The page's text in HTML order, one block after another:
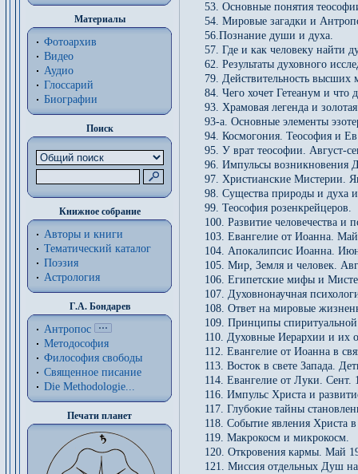
Материалы
Фотоархив
Видео
Аудио
Глоссарий
Биографии
Поиск
Книжное собрание
Авторы и книги
Тематический каталог
Поэзия
Астрология
Г.А. Бондарев
Антропос
Методософия
Философия cвободы
Священное писание
Die Methodologie...
Печати планет
53. Основные понятия
54. Мировые загадки и
56.Познание души и духа.
57. Где и как человеку найти
62. Результаты духовного
79. Действительность высших
84. Чего хочет Гетеанум и что
93. Храмовая легенда и
93-а. Основные элементы
94. Космогония. Теософия и
95. У врат теософии. Август-
96. Импульсы возникновения
97. Христианские Мистерии.
98. Существа природы и духа
99. Теософия розенкрейцеров.
100. Развитие человечества и
103. Евангелие от Иоанна.
104. Апокалипсис Иоанна.
105. Мир, Земля и человек.
106. Египетские мифы и
107. Духовнонаучная
108. Ответ на мировые
109. Принципы
110. Духовные Иерархии и их
112. Евангелие от Иоанна в
113. Восток в свете Запада.
114. Евангелие от Луки. Сент.
116. Импульс Христа и
117. Глубокие тайны
118. Событие явления
119. Макрокосм и микрокосм.
120. Откровения кармы. Май
121. Миссия отдельных Душ